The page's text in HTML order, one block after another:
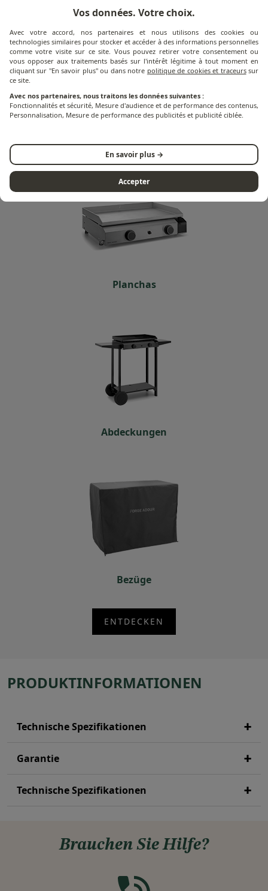
Base Serie
Entdecken Sie alle Produkte
Planchas
Abdeckungen
Bezüge
ENTDECKEN
PRODUKTINFORMATIONEN
Technische Spezifikationen
Garantie
Technische Spezifikationen
Brauchen Sie Hilfe?
Vos données. Votre choix.
Avec votre accord, nos partenaires et nous utilisons des cookies ou
technologies similaires pour stocker et accéder à des informations personnelles
comme votre visite sur ce site. Vous pouvez retirer votre consentement ou
vous opposer aux traitements basés sur l'intérêt légitime à tout moment en
cliquant sur "En savoir plus" ou dans notre politique de cookies et traceurssur
ce site.
Avec nos partenaires, nous traitons les données suivantes :
Fonctionnalités et sécurité, Mesure d'audience et de performance des contenus,
Personnalisation, Mesure de performance des publicités et publicité ciblée.
En savoir plus →
Accepter